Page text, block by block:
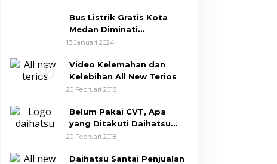
Bus Listrik Gratis Kota
Medan Diminati
Masyarakat
13 Januari 2024
Video Kelemahan dan
Kelebihan All New Terios
20 Februari 2018
Belum Pakai CVT, Apa
yang Ditakuti Daihatsu
Indonesia?
20 Februari 2018
Daihatsu Santai Penjualan